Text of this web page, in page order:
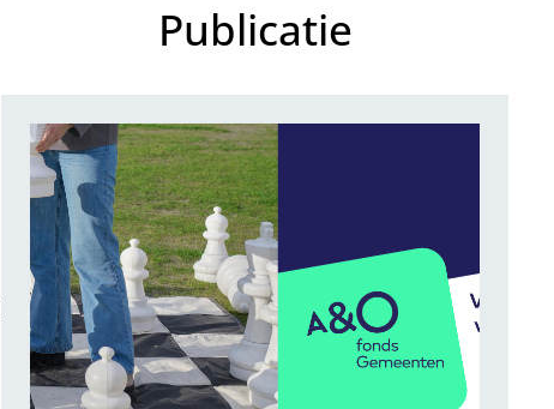
Publicatie